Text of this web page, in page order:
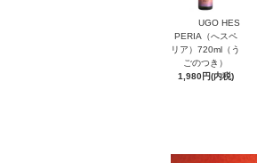
UGO HES
PERIA（へスペ
リア）720ml（う
ごのつき）
1,980円(内税)